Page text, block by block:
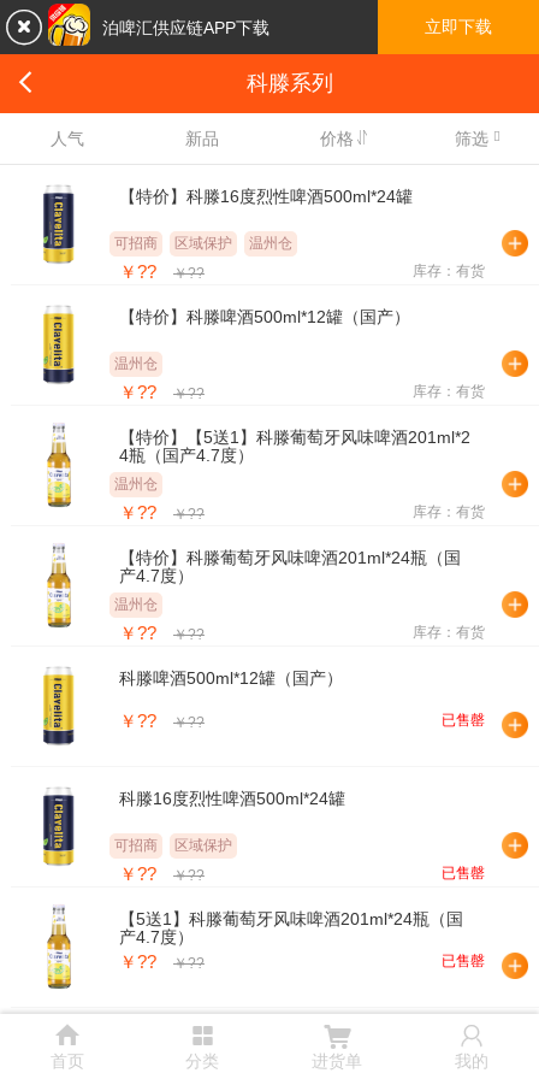
 科滕系列
人气 新品 价格 筛选
【特价】科滕16度烈性啤酒500ml*24罐
可招商 区域保护 温州仓
￥?? ￥?? 库存：有货
【特价】科滕啤酒500ml*12罐（国产）
温州仓
￥?? ￥?? 库存：有货
【特价】【5送1】科滕葡萄牙风味啤酒201ml*2
4瓶（国产4.7度）
温州仓
￥?? ￥?? 库存：有货
【特价】科滕葡萄牙风味啤酒201ml*24瓶（国
产4.7度）
温州仓
￥?? ￥?? 库存：有货
科滕啤酒500ml*12罐（国产）
￥?? ￥?? 已售罄
科滕16度烈性啤酒500ml*24罐
可招商 区域保护
￥?? ￥?? 已售罄
【5送1】科滕葡萄牙风味啤酒201ml*24瓶（国
产4.7度）
￥?? ￥?? 已售罄
 泊啤汇供应链APP下载 立即下载

首页

分类

进货单

我的